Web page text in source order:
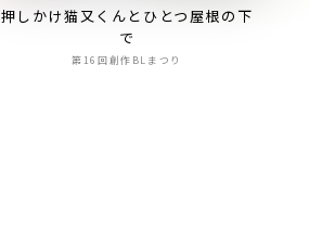
押しかけ猫又くんとひとつ屋根の下
で
第16回創作BLまつり